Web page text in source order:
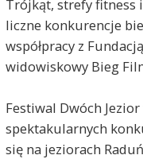
Trójkąt, strefy fitness
liczne konkurencje
współpracy z
widowiskowy Bieg
Festiwal Dwóch Jezior
spektakularnych
się na jeziorach